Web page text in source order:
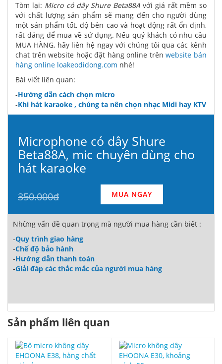
Tòm lại: Micro có dây Shure Beta88A với giá rất mềm so
với chất lượng sản phẩm sẽ mang đến cho người dùng
một sản phẩm tốt, độ bên cao và hoạt động rất ổn định,
rất đáng để mua về sử dụng. Nếu quý khách có nhu cầu
MUA HÀNG, hãy liên hệ ngay với chúng tôi qua các kênh
chat trên website hoặc đặt hàng online trênwebsite bán
hàng online loakeodidong.com nhé!
Bài viết liên quan:
-Hướng dẫn cách chọn micro
-Khi hát karaoke , chúng ta nên chọn nhạc Midi hay KTV
Microphone có dây Shure
Beta88A, mic chuyên dùng cho
hát karaoke
350.000đ MUA NGAY
Những vấn đề quan trọng mà người mua hàng cần biết :
-Quy trình giao hàng
-Chế độ bảo hành
-Hướng dẫn thanh toán
-Giải đáp các thắc mắc của người mua hàng
Sản phẩm liên quan